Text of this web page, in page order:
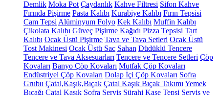
Demlik Moka Pot Çaydanlık Kahve Filtresi Sifon Kahve
Fırında Pişirme Pasta Kalıbı Kurabiye Kalıbı Fırın Tepsisi
Cam Tepsi Alüminyum Folyo Kek Kalıbı Muffin Kalıbı
Çikolata Kalıbı Güveç Pişirme Kağıdı Pizza Tepsisi Tart
Kalıbı Ocak Üstü Pişirme Tava ve Tava Setleri Ocak Üstü
Tost Makinesi Ocak Üstü Sac Sahan Düdüklü Tencere
Tencere ve Tava Aksesuarları Tencere ve Tencere Setleri Çöp
Kovaları Banyo Çöp Kovaları Mutfak Çöp Kovaları
Endüstriyel Çöp Kovaları Dolap İçi Çöp Kovaları Sofra
Grubu Çatal,Kaşık,Bıçak Çatal Kaşık Bıçak Takımı Yemek
Bıçağı Çatal Kaşık Sofra Servis Sürahi Kase Tepsi Servis ve